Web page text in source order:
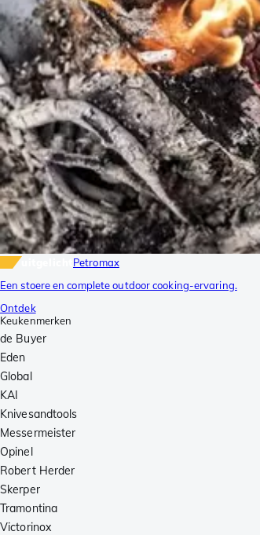
Petromax
Een stoere en complete outdoor cooking-ervaring.
Ontdek
Keukenmerken
de Buyer
Eden
Global
KAI
Knivesandtools
Messermeister
Opinel
Robert Herder
Skerper
Tramontina
Victorinox